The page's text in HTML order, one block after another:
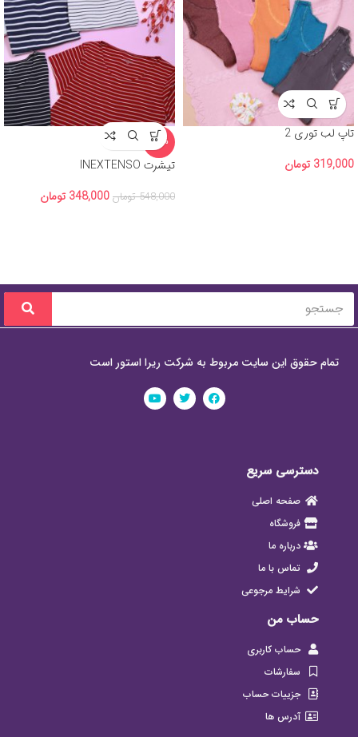
تاپ لب توری 2
319,000 تومان
-36%
تیشرت INEXTENSO
548,000 تومان 348,000 تومان
تمام حقوق این سایت مربوط به شرکت ریرا استور است
دسترسی سریع
صفحه اصلی
فروشگاه
درباره ما
تماس با ما
شرایط مرجوعی
حساب من
حساب کاربری
سفارشات
جزییات حساب
آدرس ها